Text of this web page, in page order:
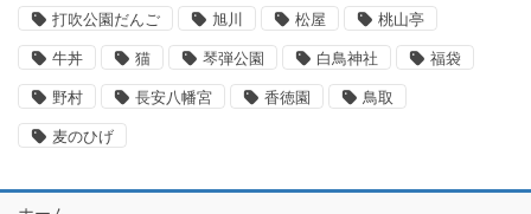
打吹公園だんご 旭川 松屋 桃山亭
牛丼 猫 琴弾公園 白鳥神社 福袋
野村 長安八幡宮 香徳園 鳥取
麦のひげ